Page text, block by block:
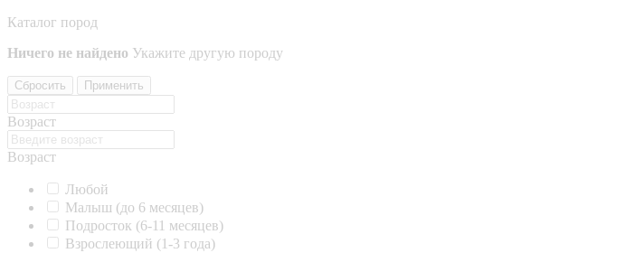
Каталог пород
Ничего не найдено Укажите другую породу
Сбросить Применить
Возраст
Возраст
Любой
Малыш (до 6 месяцев)
Подросток (6-11 месяцев)
Взрослеющий (1-3 года)